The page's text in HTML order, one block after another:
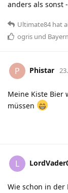
anders als sonst
Ultimate84 hat
ogris und
P Phistar
Meine Kiste Bier
müssen
L
Wie schon in